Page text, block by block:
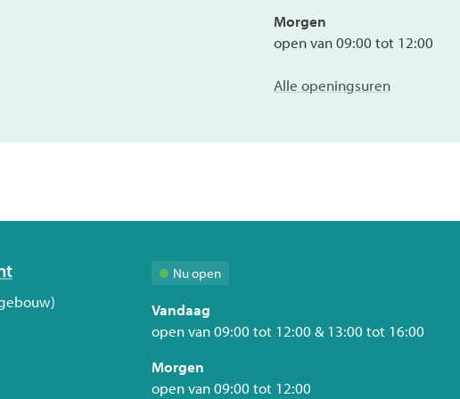
Morgen
open van09:00 tot 12:00
Alle openingsurenSociale
Nu open
Vandaag
open van09:00 tot 12:00 & 13:00 tot 16:00
Morgen
open van09:00 tot 12:00